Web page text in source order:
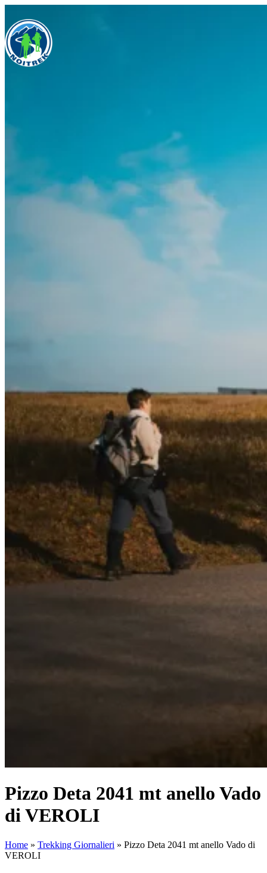
Pizzo Deta 2041 mt anello Vado
di VEROLI
Home » Trekking Giornalieri » Pizzo Deta 2041 mt anello Vado di
VEROLI